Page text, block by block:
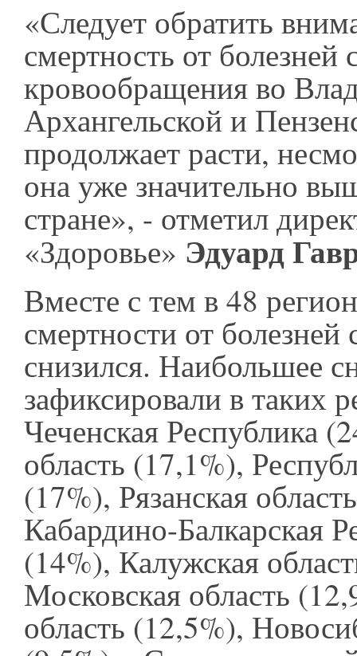
«Следует обратить
смертность от болезней
кровообращения во
Архангельской и
продолжает расти,
она уже значительно
стране», - отметил
«Здоровье» Эдуард
Вместе с тем в 48
смертности от болезней
снизился. Наибольшее
зафиксировали в таких
Чеченская Республика
область (17,1%),
(17%), Рязанская
Кабардино-Балкарская
(14%), Калужская
Московская область
область (12,5%),